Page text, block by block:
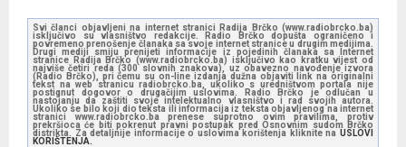
Svi članci objavljeni na internet stranici Radija Brčko (www.radiobrcko.ba)
isključivo su vlasništvo redakcije. Radio Brčko dopušta ograničeno i
povremeno prenošenje članaka sa svoje internet stranice u drugim medijima.
Drugi mediji smiju prenijeti informacije iz pojedinih članaka sa Internet
stranice Radija Brčko (www.radiobrcko.ba) isključivo kao kratku vijest od
najviše četiri reda (300 slovnih znakova), uz obavezno navođenje izvora
(Radio Brčko), pri čemu su on-line izdanja dužna objaviti link na originalni
tekst na web stranicu radiobrcko.ba, ukoliko s uredništvom portala nije
postignut dogovor o drugačijim uslovima. Radio Brčko je odlučan u
nastojanju da zaštiti svoje intelektualno vlasništvo i rad svojih autora.
Ukoliko se bilo koji dio teksta ili informacija iz teksta objavljenog na internet
stranici www.radiobrcko.ba prenese suprotno ovim pravilima, protiv
prekršioca će biti pokrenut pravni postupak pred Osnovnim sudom Brčko
distrikta. Za detaljnije informacije o uslovima korištenja kliknite na USLOVI
KORIŠTENJA.